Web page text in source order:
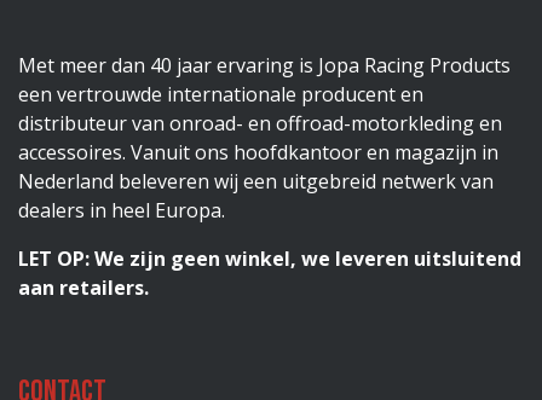
Met meer dan 40 jaar ervaring is Jopa Racing Products
een vertrouwde internationale producent en
distributeur van onroad- en offroad-motorkleding en
accessoires. Vanuit ons hoofdkantoor en magazijn in
Nederland beleveren wij een uitgebreid netwerk van
dealers in heel Europa.
LET OP: We zijn geen winkel, we leveren uitsluitend
aan retailers.
Contact